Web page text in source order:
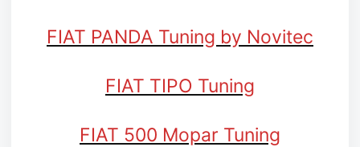
FIAT PANDA Tuning by Novitec
FIAT TIPO Tuning
FIAT 500 Mopar Tuning